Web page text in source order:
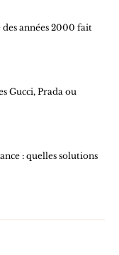
années 2000 fait
Gucci, Prada ou
: quelles solutions